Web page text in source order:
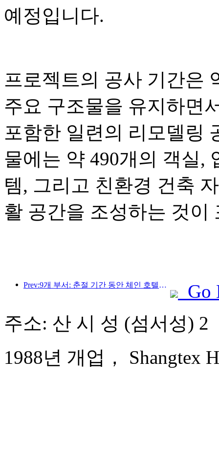
예정입니다.
프로젝트의 공사 기간은
주요 구조물을 유지하면
포함한 일련의 리모델링
물에는 약 490개의 객실,
템, 그리고 친환경 건축
활 공간을 조성하는 것이
Prev:9개 부서: 춘절 기간 동안 체인 호텔과 부티크 숙박 시설에서 우대 혜택을 제공합니다.
Go
주소: 산 시 성 (섬서성) 2
1988년 개업， Shangtex